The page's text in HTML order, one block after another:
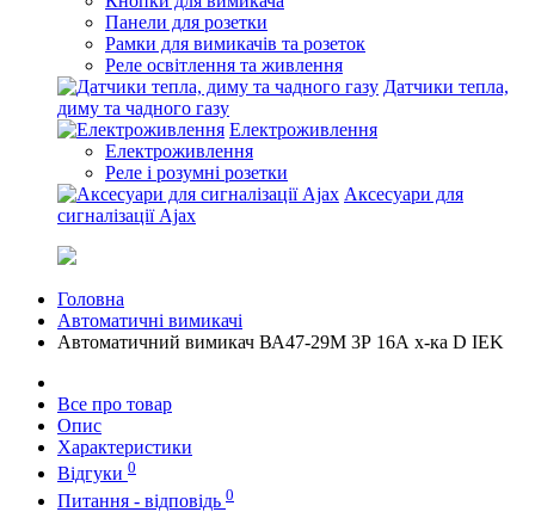
Панели для розетки
Рамки для вимикачів та розеток
Реле освітлення та живлення
Датчики тепла,
диму та чадного газу
Електроживлення
Електроживлення
Реле і розумні розетки
Аксесуари для
сигналізації Ajax
Головна
Автоматичні вимикачі
Автоматичний вимикач ВА47-29M 3Р 16А х-ка D IEK
Все про товар
Опис
Характеристики
Відгуки 0
Питання - відповідь 0